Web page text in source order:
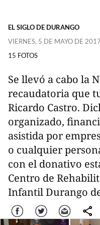
EL SIGLO DE DURANGO
VIERNES, 5 DE MAYO DE 2017
15 FOTOS
Se llevó a cabo la
recaudatoria que
Ricardo Castro.
organizado,
asistida por
o cualquier
con el donativo
Centro de
Infantil Durango
Facebook Twitter Correo comparte